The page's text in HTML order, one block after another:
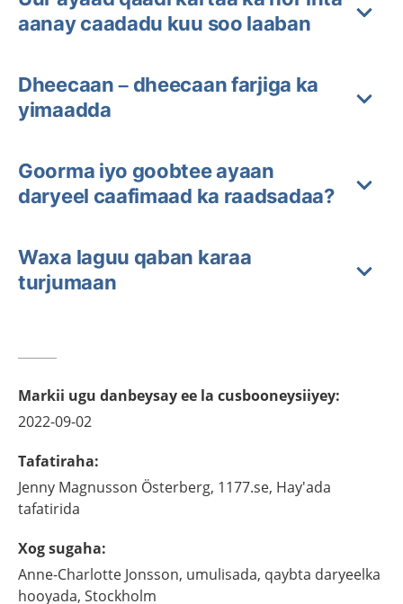
aanay caadadu kuu soo laaban
Dheecaan – dheecaan farjiga ka
yimaadda
Goorma iyo goobtee ayaan
daryeel caafimaad ka raadsadaa?
Waxa laguu qaban karaa
turjumaan
Markii ugu danbeysay ee la cusbooneysiiyey:
2022-09-02
Tafatiraha:
Jenny Magnusson Österberg, 1177.se, Hay'ada
tafatirida
Xog sugaha:
Anne-Charlotte Jonsson, umulisada, qaybta daryeelka
hooyada, Stockholm